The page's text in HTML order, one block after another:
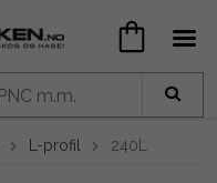
L-profil 240L